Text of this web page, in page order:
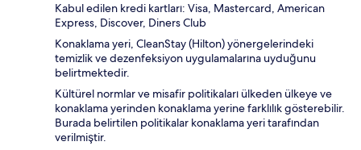
Kabul edilen kredi kartları: Visa, Mastercard, American
Express, Discover, Diners Club
Konaklama yeri, CleanStay (Hilton) yönergelerindeki
temizlik ve dezenfeksiyon uygulamalarına uyduğunu
belirtmektedir.
Kültürel normlar ve misafir politikaları ülkeden ülkeye ve
konaklama yerinden konaklama yerine farklılık gösterebilir.
Burada belirtilen politikalar konaklama yeri tarafından
verilmiştir.